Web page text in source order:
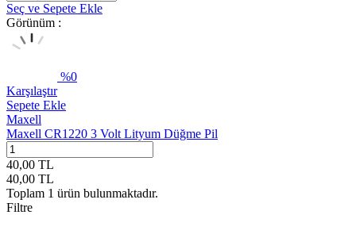
Seç ve Sepete Ekle
Görünüm :
%0
Karşılaştır
Sepete Ekle
Maxell
Maxell CR1220 3 Volt Lityum Düğme Pil
40,00 TL
40,00 TL
Toplam 1 ürün bulunmaktadır.
Filtre